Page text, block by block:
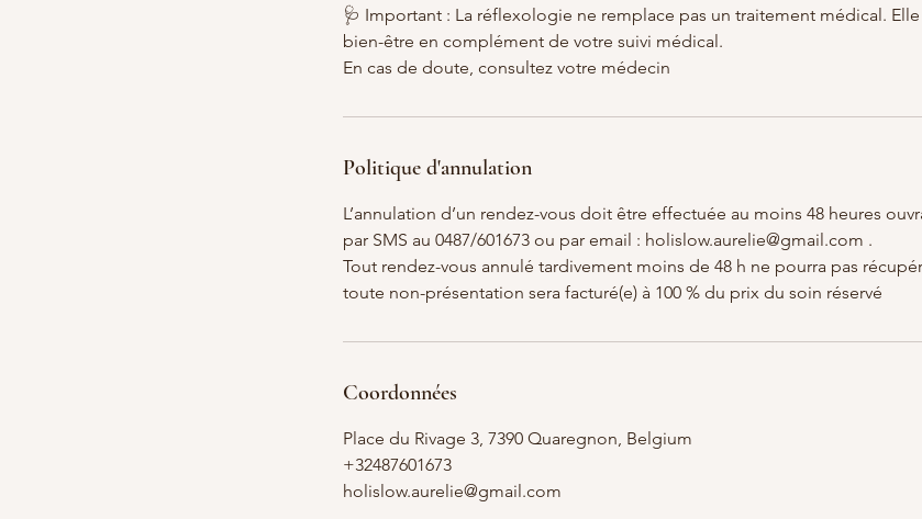
🩺 Important : La réflexologie ne remplace pas un traitement médical.
bien-être en complément de votre suivi médical.
En cas de doute, consultez votre médecin
Politique d'annulation
L’annulation d’un rendez-vous doit être effectuée au moins 48 heures
par SMS au 0487/601673 ou par email : holislow.aurelie@gmail.com .
Tout rendez-vous annulé tardivement moins de 48 h ne pourra pas
toute non-présentation sera facturé(e) à 100 % du prix du soin réservé
Coordonnées
Place du Rivage 3, 7390 Quaregnon, Belgium
+32487601673
holislow.aurelie@gmail.com